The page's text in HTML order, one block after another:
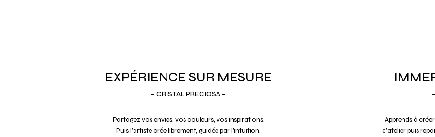
EXPÉRIENCE SUR MESURE
– CRISTAL PRECIOSA –
Partagez vos envies, vos couleurs, vos inspirations.
Puis l’artiste crée librement, guidée par l’intuition.
Apprends à cré
d’atelier puis